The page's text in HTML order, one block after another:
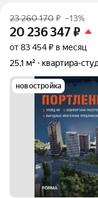
23 260 170₽ –13%
20 236 347₽
от 83 454 ₽ в месяц
25,1 м²
квартира-
новостройка